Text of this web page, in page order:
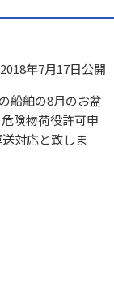
2018年7月17日公開
船舶の8月のお盆
険物荷役許可申
対応と致しま